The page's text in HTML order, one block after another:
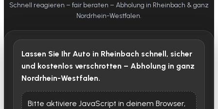
Schnell reagieren – fair beraten – Abholung in Rheinbach & ganz
Nordrhein-Westfalen.
Lassen Sie Ihr Auto in Rheinbach schnell, sicher
und kostenlos verschrotten – Abholung in ganz
Nordrhein-Westfalen.
Bitte aktiviere JavaScript in deinem Browser,